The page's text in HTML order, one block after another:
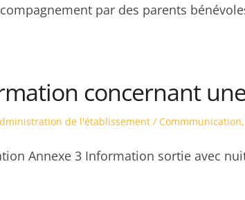
par des parents
concernant
de l'établissement / Commmunication,
Annexe 3 Information sortie avec